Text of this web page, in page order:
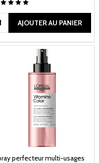
AJOUTER AU PANIER
perfecteur multi-usages